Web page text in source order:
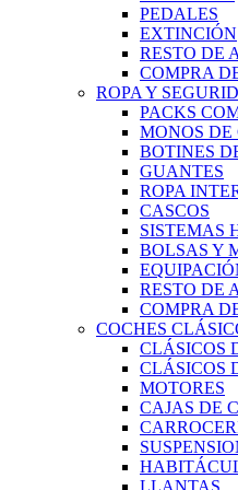
PEDALES
EXTINCIÓN
RESTO DE
COMPRA
ROPA Y
PACKS
MONOS DE
BOTINES
GUANTES
ROPA
CASCOS
SISTEMAS
BOLSAS Y
RESTO DE
COMPRA
COCHES
CLÁSICOS
CLÁSICOS
MOTORES
CAJAS DE
LLANTAS